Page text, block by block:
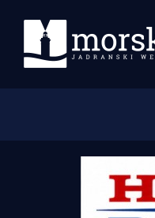
Morski plus